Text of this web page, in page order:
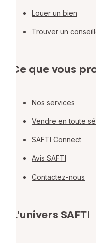
Louer un bien
Trouver un
Ce que vous
Nos services
Vendre en toute
SAFTI Connect
Avis SAFTI
Contactez-nous
L'univers SAFTI